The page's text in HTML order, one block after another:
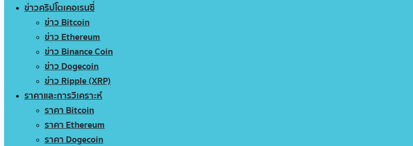
ข่าวคริปโตเคอเรนซี่
ข่าว Bitcoin
ข่าว Ethereum
ข่าว Binance Coin
ข่าว Dogecoin
ข่าว Ripple (XRP)
ราคาและการวิเคราะห์
ราคา Bitcoin
ราคา Ethereum
ราคา Dogecoin